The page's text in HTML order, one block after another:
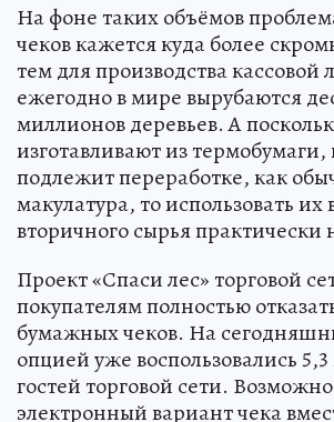
На фоне таких объёмов
чеков кажется куда более
тем для производства кассовой
ежегодно в мире вырубаются
миллионов деревьев. А
изготавливают из термобумаги,
подлежит переработке, как
макулатура, то использовать их
вторичного сырья практически
Проект «Спаси лес» торговой
покупателям полностью
бумажных чеков. На
опцией уже воспользовались
гостей торговой сети.
электронный вариант чека